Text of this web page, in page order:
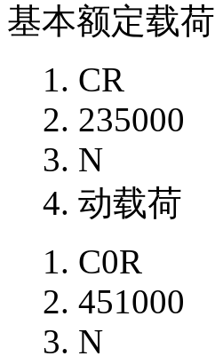
基本额定载荷
CR
235000
N
动载荷
C0R
451000
N